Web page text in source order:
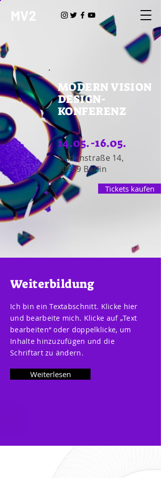
MV2
MODERN VISION
DESIGN-
KONFERENZ
14.05.-16.05.
Lindenstraße 14,
10969 Berlin
Tickets kaufen
Weiterbildung
Ich bin ein Textabschnitt. Klicke hier
und bearbeite mich. Klicke auf „Text
bearbeiten“ oder doppelklicke, um
Inhalte hinzuzufügen und die
Schriftart zu ändern.
Weiterlesen